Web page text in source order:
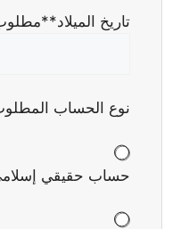
تاريخ الميلاد
نوع الحساب
حساب حقيقي